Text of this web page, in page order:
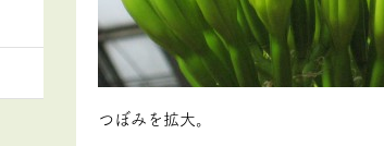
つぼみを拡大。